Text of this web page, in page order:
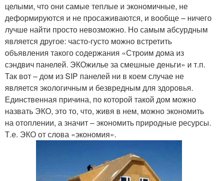
целыми, что они самые теплые и экономичные, не
деформируются и не просаживаются, и вообще – ничего
лучше найти просто невозможно. Но самым абсурдным
является другое: часто-густо можно встретить
объявления такого содержания «Строим дома из
сэндвич панелей. ЭКОжилье за смешные деньги» и т.п.
Так вот – дом из SIP панелей ни в коем случае не
является экологичным и безвредным для здоровья.
Единственная причина, по которой такой дом можно
назвать ЭКО, это то, что, живя в нем, можно экономить
на отоплении, а значит – экономить природные ресурсы.
Т.е. ЭКО от слова «экономия».